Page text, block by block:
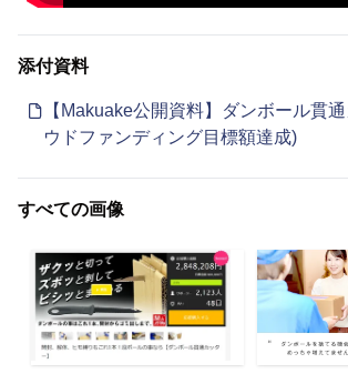
添付資料
【Makuake公開資料】ダンボール貫
ウドファンディング目標額達成)
すべての画像